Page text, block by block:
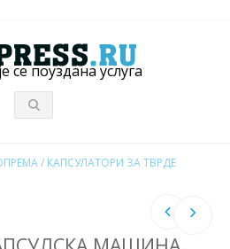
се поуздана услуга
/ КАПСУЛАТОРИ ЗА ТВРДЕ